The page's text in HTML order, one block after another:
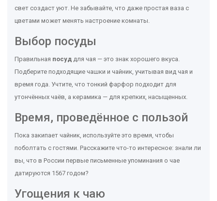
свет создаст уют. Не забывайте, что даже простая ваза с
цветами может менять настроение комнаты.
Выбор посуды
Правильная посуд для чая — это знак хорошего вкуса.
Подберите подходящие чашки и чайник, учитывая вид чая и
время года. Учтите, что тонкий фарфор подходит для
утончённых чаёв, а керамика — для крепких, насыщенных.
Время, проведённое с пользой
Пока закипает чайник, используйте это время, чтобы
поболтать с гостями. Расскажите что-то интересное: знали ли
вы, что в России первые письменные упоминания о чае
датируются 1567 годом?
Угощения к чаю